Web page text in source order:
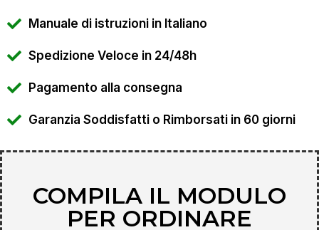
Manuale di istruzioni in Italiano
Spedizione Veloce in 24/48h
Pagamento alla consegna
Garanzia Soddisfatti o Rimborsati in 60 giorni
COMPILA IL MODULO
PER ORDINARE